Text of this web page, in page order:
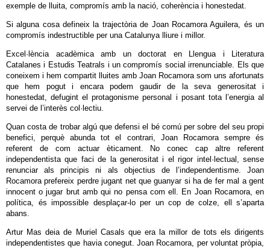
exemple de lluita, compromís amb la nació, coherència i honestedat.
Si alguna cosa defineix la trajectòria de Joan Rocamora Aguilera, és un
compromís indestructible per una Catalunya lliure i millor.
Excel·lència acadèmica amb un doctorat en Llengua i Literatura
Catalanes i Estudis Teatrals i un compromís social irrenunciable. Els que
coneixem i hem compartit lluites amb Joan Rocamora som uns afortunats
que hem pogut i encara podem gaudir de la seva generositat i
honestedat, defugint el protagonisme personal i posant tota l’energia al
servei de l’interès col·lectiu.
Quan costa de trobar algú que defensi el bé comú per sobre del seu propi
benefici, perquè abunda tot el contrari, Joan Rocamora sempre és
referent de com actuar èticament. No conec cap altre referent
independentista que faci de la generositat i el rigor intel·lectual, sense
renunciar als principis ni als objectius de l’independentisme. Joan
Rocamora prefereix perdre jugant net que guanyar si ha de fer mal a gent
innocent o jugar brut amb qui no pensa com ell. En Joan Rocamora, en
política, és impossible desplaçar-lo per un cop de colze, ell s’aparta
abans.
Artur Mas deia de Muriel Casals que era la millor de tots els dirigents
independentistes que havia conegut. Joan Rocamora, per voluntat pròpia,